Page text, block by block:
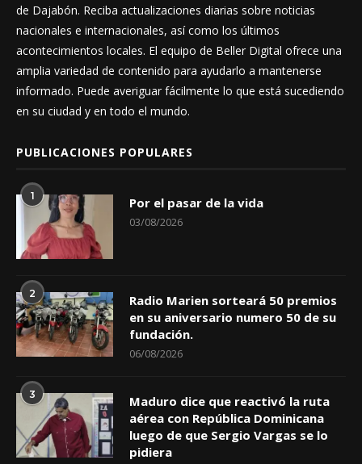
de Dajabón. Reciba actualizaciones diarias sobre noticias
nacionales e internacionales, así como los últimos
acontecimientos locales. El equipo de Beller Digital ofrece una
amplia variedad de contenido para ayudarlo a mantenerse
informado. Puede averiguar fácilmente lo que está sucediendo
en su ciudad y en todo el mundo.
PUBLICACIONES POPULARES
1 Por el pasar de la vida
03/08/2026
2
Radio Marien sorteará 50 premios
en su aniversario numero 50 de su
fundación.
06/08/2026
3
Maduro dice que reactivó la ruta
aérea con República Dominicana
luego de que Sergio Vargas se lo
pidiera